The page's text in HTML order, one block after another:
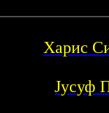
Харис
Јусуф